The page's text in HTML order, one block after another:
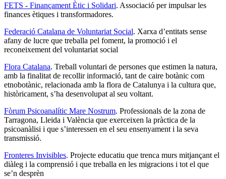
FETS - Finançament Ètic i Solidari. Associació per impulsar les
finances ètiques i transformadores.
Federació Catalana de Voluntariat Social. Xarxa d’entitats sense
afany de lucre que treballa pel foment, la promoció i el
reconeixement del voluntariat social
Flora Catalana. Treball voluntari de persones que estimen la natura,
amb la finalitat de recollir informació, tant de caire botànic com
etnobotànic, relacionada amb la flora de Catalunya i la cultura que,
històricament, s’ha desenvolupat al seu voltant.
Fòrum Psicoanalític Mare Nostrum. Professionals de la zona de
Tarragona, Lleida i València que exerceixen la pràctica de la
psicoanàlisi i que s’interessen en el seu ensenyament i la seva
transmissió.
Fronteres Invisibles. Projecte educatiu que trenca murs mitjançant el
diàleg i la comprensió i que treballa en les migracions i tot el que
se’n desprèn